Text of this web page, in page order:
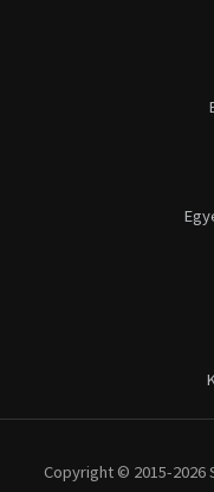
Copyright © 2015-2026